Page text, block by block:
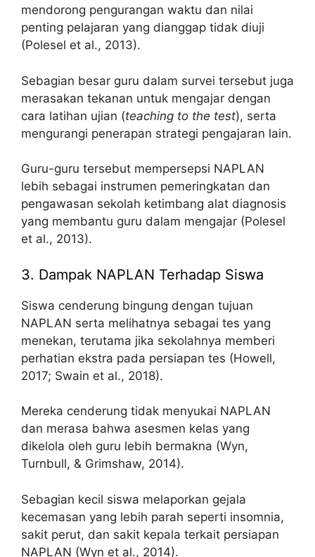
mendorong pengurangan waktu dan nilai
penting pelajaran yang dianggap tidak diuji
(Polesel et al., 2013).
Sebagian besar guru dalam survei tersebut juga
merasakan tekanan untuk mengajar dengan
cara latihan ujian (teaching to the test), serta
mengurangi penerapan strategi pengajaran lain.
Guru-guru tersebut mempersepsi NAPLAN
lebih sebagai instrumen pemeringkatan dan
pengawasan sekolah ketimbang alat diagnosis
yang membantu guru dalam mengajar (Polesel
et al., 2013).
3. Dampak NAPLAN Terhadap Siswa
Siswa cenderung bingung dengan tujuan
NAPLAN serta melihatnya sebagai tes yang
menekan, terutama jika sekolahnya memberi
perhatian ekstra pada persiapan tes (Howell,
2017; Swain et al., 2018).
Mereka cenderung tidak menyukai NAPLAN
dan merasa bahwa asesmen kelas yang
dikelola oleh guru lebih bermakna (Wyn,
Turnbull, & Grimshaw, 2014).
Sebagian kecil siswa melaporkan gejala
kecemasan yang lebih parah seperti insomnia,
sakit perut, dan sakit kepala terkait persiapan
NAPLAN (Wyn et al., 2014).